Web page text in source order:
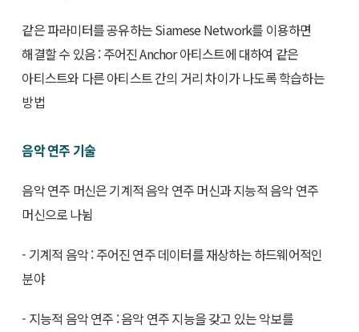
같은 파라미터를 공유하는 Siamese Network를 이용하면
해결할 수 있음 : 주어진 Anchor 아티스트에 대하여 같은
아티스트와 다른 아티스트 간의 거리 차이가 나도록 학습하는
방법
음악 연주 기술
음악 연주 머신은 기계적 음악 연주 머신과 지능적 음악 연주
머신으로 나뉨
- 기계적 음악 : 주어진 연주 데이터를 재상하는 하드웨어적인
분야
- 지능적 음악 연주 : 음악 연주 지능을 갖고 있는 악보를